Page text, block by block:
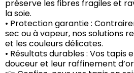
préserve les fibres fragiles et
la soie.
• Protection garantie :
sec ou à vapeur, nos solutions
et les couleurs délicates.
• Résultats durables : Vos tapis
douceur et leur raffinement